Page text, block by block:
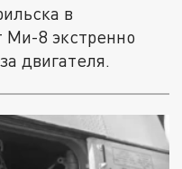
в
Ми-8 экстренно
двигателя.